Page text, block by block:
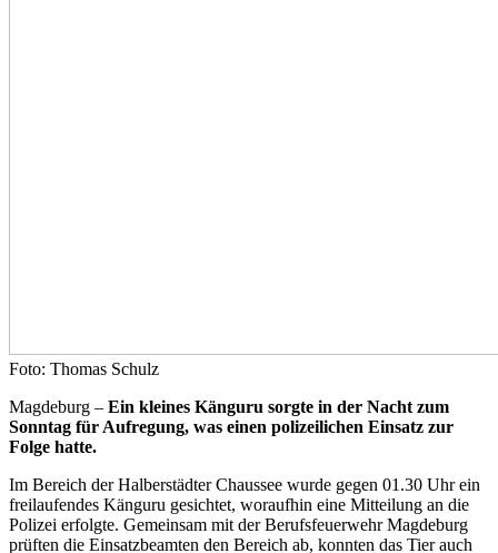
Foto: Thomas Schulz
Magdeburg – Ein kleines Känguru sorgte in der Nacht zum
Sonntag für Aufregung, was einen polizeilichen Einsatz zur
Folge hatte.
Im Bereich der Halberstädter Chaussee wurde gegen 01.30 Uhr ein
freilaufendes Känguru gesichtet, woraufhin eine Mitteilung an die
Polizei erfolgte. Gemeinsam mit der Berufsfeuerwehr Magdeburg
prüften die Einsatzbeamten den Bereich ab, konnten das Tier auch